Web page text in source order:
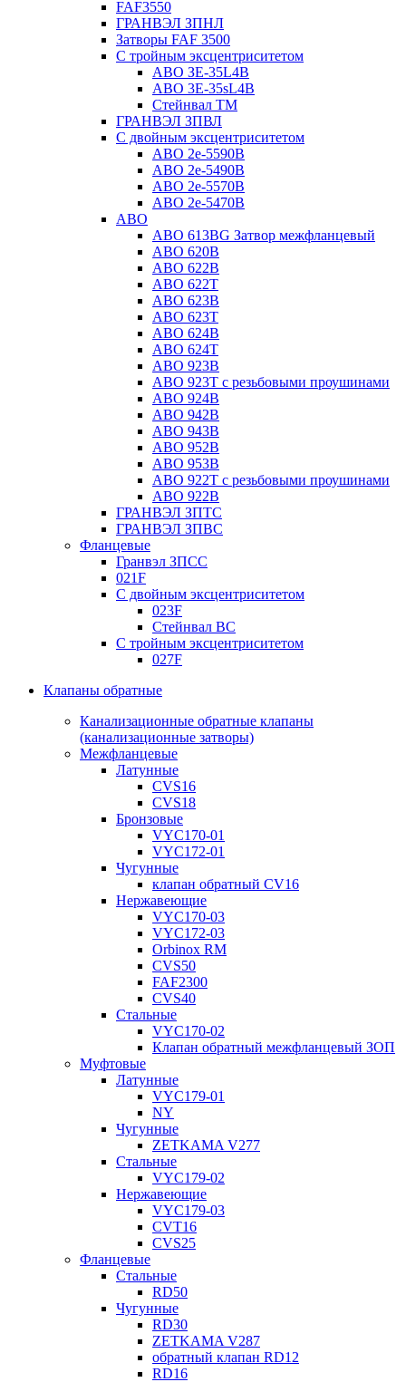
FAF3550
ГРАНВЭЛ ЗПНЛ
Затворы FAF 3500
С тройным эксцентриситетом
ABO ЗE-35L4B
ABO 3E-35sL4B
Стейнвал ТМ
ГРАНВЭЛ ЗПВЛ
С двойным эксцентриситетом
ABO 2e-5590B
ABO 2е-5490B
ABO 2е-5570B
ABO 2е-5470B
ABO
ABO 613BG Затвор межфланцевый
ABO 620B
ABO 622B
ABO 622T
ABO 623B
ABO 623T
ABO 624В
ABO 624Т
ABO 923B
ABO 923Т с резьбовыми проушинами
ABO 924B
ABO 942B
ABO 943B
ABO 952B
ABO 953B
ABO 922T с резьбовыми проушинами
ABO 922B
ГРАНВЭЛ ЗПТС
ГРАНВЭЛ ЗПВС
Фланцевые
Гранвэл ЗПСС
021F
С двойным эксцентриситетом
023F
Стейнвал BC
С тройным эксцентриситетом
027F
Клапаны обратные
Канализационные обратные клапаны
(канализационные затворы)
Межфланцевые
Латунные
CVS16
CVS18
Бронзовые
VYC170-01
VYC172-01
Чугунные
клапан обратный CV16
Нержавеющие
VYC170-03
VYC172-03
Orbinox RM
CVS50
FAF2300
CVS40
Стальные
VYC170-02
Клапан обратный межфланцевый ЗОП
Муфтовые
Латунные
VYC179-01
NY
Чугунные
ZETKAMA V277
Стальные
VYC179-02
Нержавеющие
VYC179-03
CVT16
CVS25
Фланцевые
Стальные
RD50
Чугунные
RD30
ZETKAMA V287
обратный клапан RD12
RD16